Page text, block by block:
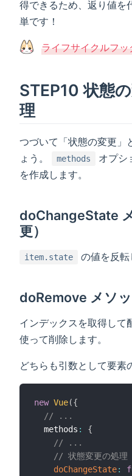
得できるため、返り値を
単です！
ライフサイクルフッ
STEP10 状態
理
つづいて「状態の変更」
ょう。
methods
オプシ
を作成します。
doChangeState
更）
item.state の値を反転
doRemove メソッ
インデックスを取得して
使って削除します。
どちらも引数として要素
new Vue({
// ...
  methods
:
{
// ...
// 状態変更の処理
doChangeState: